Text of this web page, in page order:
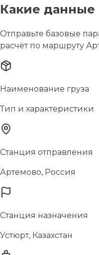
Какие
Отправьте базовые
расчёт по маршруту
Наименование груза
Тип и характеристики
Станция отправления
Артемово, Россия
Станция назначения
Устюрт, Казахстан